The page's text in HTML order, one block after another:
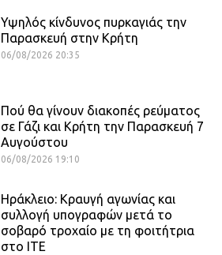
Υψηλός κίνδυνος πυρκαγιάς την
Παρασκευή στην Κρήτη
06/08/2026 20:35
Πού θα γίνουν διακοπές ρεύματος
σε Γάζι και Κρήτη την Παρασκευή 7
Αυγούστου
06/08/2026 19:10
Ηράκλειο: Κραυγή αγωνίας και
συλλογή υπογραφών μετά το
σοβαρό τροχαίο με τη φοιτήτρια
στο ΙΤΕ